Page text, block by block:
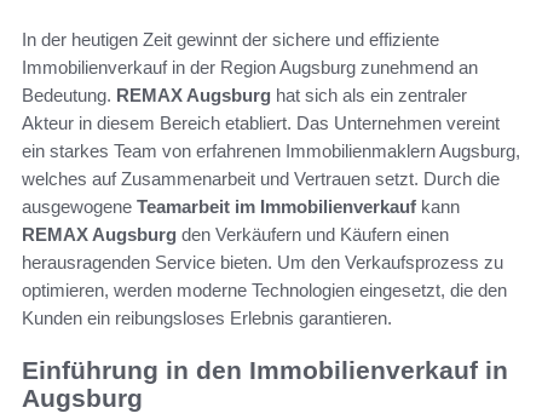
In der heutigen Zeit gewinnt der sichere und effiziente
Immobilienverkauf in der Region Augsburg zunehmend an
Bedeutung. REMAX Augsburg hat sich als ein zentraler
Akteur in diesem Bereich etabliert. Das Unternehmen vereint
ein starkes Team von erfahrenen Immobilienmaklern Augsburg,
welches auf Zusammenarbeit und Vertrauen setzt. Durch die
ausgewogene Teamarbeit im Immobilienverkauf kann
REMAX Augsburg den Verkäufern und Käufern einen
herausragenden Service bieten. Um den Verkaufsprozess zu
optimieren, werden moderne Technologien eingesetzt, die den
Kunden ein reibungsloses Erlebnis garantieren.
Einführung in den Immobilienverkauf in
Augsburg